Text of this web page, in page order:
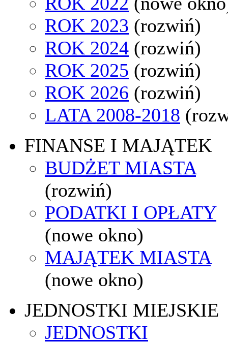
ROK 2023 (rozwiń)
ROK 2024 (rozwiń)
ROK 2025 (rozwiń)
ROK 2026 (rozwiń)
LATA 2008-2018
FINANSE I MAJĄTEK
BUDŻET MIASTA
(rozwiń)
PODATKI I OPŁATY
(nowe okno)
MAJĄTEK MIASTA
(nowe okno)
JEDNOSTKI MIEJSKIE
JEDNOSTKI